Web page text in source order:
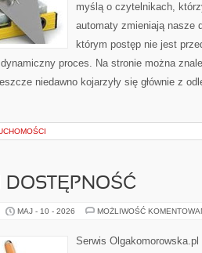
myślą o czytelnikach,
automaty zmieniają nasze
którym postęp nie jest
proces. Na stronie można
niedawno kojarzyły się głównie z
DOSTĘPNOŚĆ
MAJ - 10 - 2026 MOŻLIWOŚĆ
Serwis